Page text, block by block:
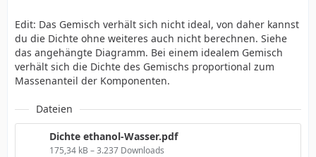
Edit: Das Gemisch verhält sich nicht ideal, von daher kannst
du die Dichte ohne weiteres auch nicht berechnen. Siehe
das angehängte Diagramm. Bei einem idealem Gemisch
verhält sich die Dichte des Gemischs proportional zum
Massenanteil der Komponenten.
Dateien
Dichte ethanol-Wasser.pdf
175,34 kB – 3.237 Downloads